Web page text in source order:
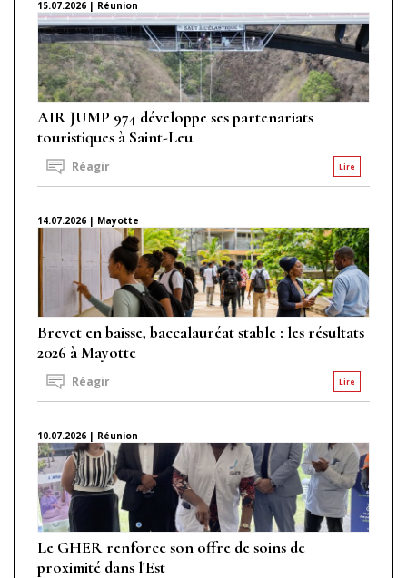
15.07.2026 | Réunion
AIR JUMP 974 développe ses partenariats
touristiques à Saint-Leu
Lire
Réagir
14.07.2026 | Mayotte
Brevet en baisse, baccalauréat stable : les résultats
2026 à Mayotte
Lire
Réagir
10.07.2026 | Réunion
Le GHER renforce son offre de soins de
proximité dans l'Est